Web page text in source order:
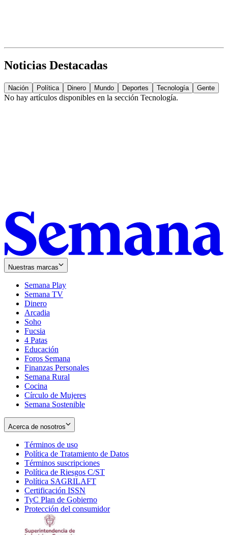
Noticias Destacadas
Nación Política Dinero Mundo Deportes Tecnología Gente
No hay artículos disponibles en la sección Tecnología.
Nuestras marcas
Semana Play
Semana TV
Dinero
Arcadia
Soho
in
new
window
Fucsia
in
new
window
4 Patas
Educación
Foros Semana
Finanzas Personales
Semana Rural
Cocina
Círculo de Mujeres
Semana Sostenible
Acerca de nosotros
Términos de uso
in
new
window
Política de Tratamiento de Datos
Términos suscripciones
in
Política de Riesgos C/ST
Política SAGRILAFT
new
window
Certificación ISSN
in
new
TyC Plan de Gobierno
in
Protección del consumidorOpens